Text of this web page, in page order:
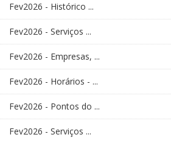
Fev2026 - Histórico ...
Fev2026 - Serviços ...
Fev2026 - Empresas, ...
Fev2026 - Horários - ...
Fev2026 - Pontos do ...
Fev2026 - Serviços ...